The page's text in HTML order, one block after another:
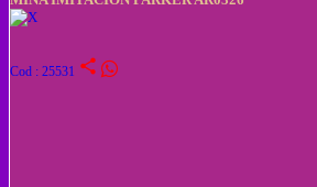
Cod : 25531 share